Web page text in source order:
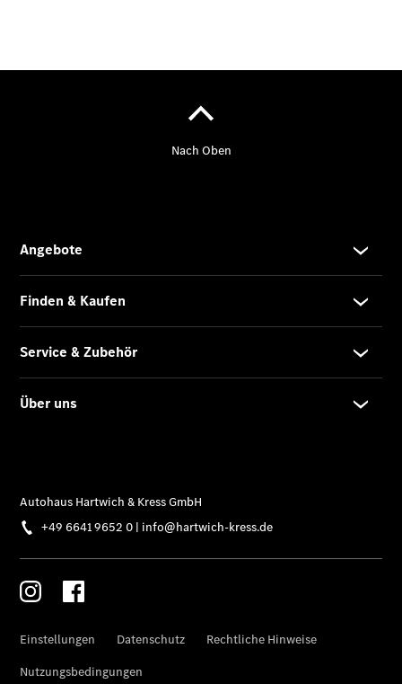
&
Wartung
Mobile
Service